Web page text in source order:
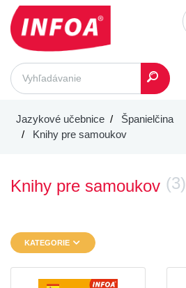
Jazykové učebnice
Španielčina
Knihy pre samoukov
Knihy pre samoukov (3)
KATEGORIE